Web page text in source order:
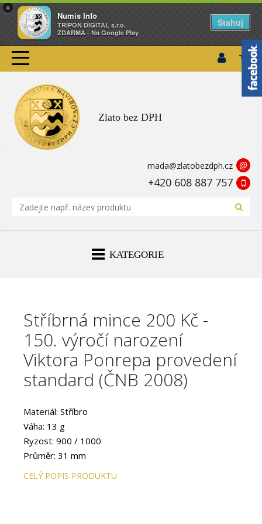
×
Numis Info
TRIPON DIGITAL s.r.o.
ZDARMA - Na Google Play
Stahuj
Zlato bez DPH
mada@zlatobezdph.cz @
+420 608 887 757
KATEGORIE
Stříbrná mince 200 Kč -
150. výročí narození
Viktora Ponrepa provedení
standard (ČNB 2008)
Materiál: Stříbro
Váha: 13 g
Ryzost: 900 / 1000
Průměr: 31 mm
Provedení: STANDARD
CELÝ POPIS PRODUKTU